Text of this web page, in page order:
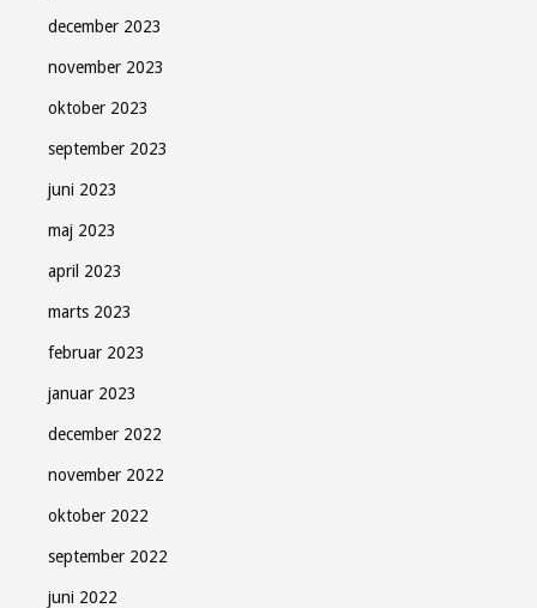
december 2023
november 2023
oktober 2023
september 2023
juni 2023
maj 2023
april 2023
marts 2023
februar 2023
januar 2023
december 2022
november 2022
oktober 2022
september 2022
juni 2022